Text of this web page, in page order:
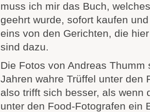
muss ich mir das Buch,
geehrt wurde, sofort kaufen
eins von den Gerichten, die
sind dazu.
Die Fotos von Andreas Thumm
Jahren wahre Trüffel unter den
also trifft sich besser, als wenn
unter den Food-Fotografen ein